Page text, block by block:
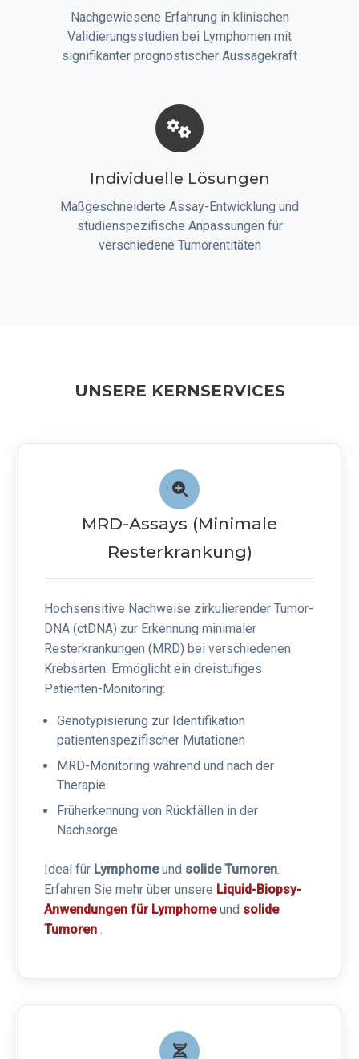
Nachgewiesene Erfahrung in klinischen
Validierungsstudien bei Lymphomen mit
signifikanter prognostischer Aussagekraft
Individuelle Lösungen
Maßgeschneiderte Assay-Entwicklung und
studienspezifische Anpassungen für
verschiedene Tumorentitäten
UNSERE KERNSERVICES
MRD-Assays (Minimale
Resterkrankung)
Hochsensitive Nachweise zirkulierender Tumor-
DNA (ctDNA) zur Erkennung minimaler
Resterkrankungen (MRD) bei verschiedenen
Krebsarten. Ermöglicht ein dreistufiges
Patienten-Monitoring:
Genotypisierung zur Identifikation
patientenspezifischer Mutationen
MRD-Monitoring während und nach der
Therapie
Früherkennung von Rückfällen in der
Nachsorge
Ideal für Lymphomeund solide Tumoren.
Erfahren Sie mehr über unsere Liquid-Biopsy-
Anwendungen für Lymphomeund solide
Tumoren.